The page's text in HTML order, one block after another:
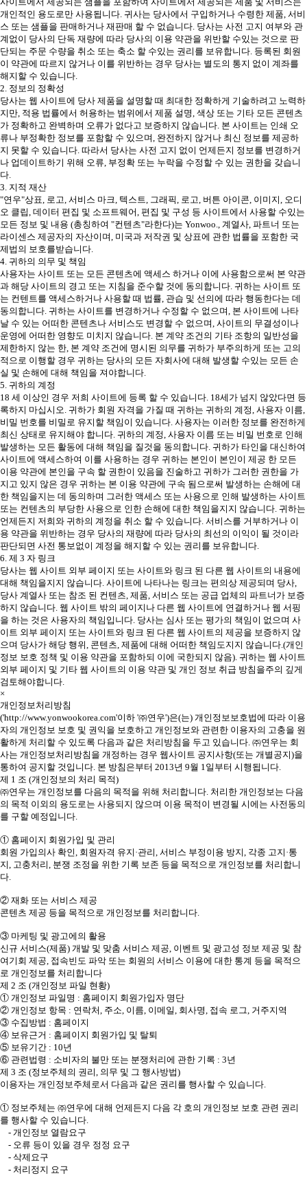
개인적인 용도로만 사용됩니다. 귀사는 당사에서 구입하거나 수령한 제품, 서비
스 또는 샘플을 판매하거나 재판매 할 수 없습니다. 당사는 사전 고지 여부와 관
계없이 당사의 단독 재량에 따라 당사의 이용 약관을 위반할 수있는 것으로 판
단되는 주문 수량을 취소 또는 축소 할 수있는 권리를 보유합니다. 등록된 회원
이 약관에 따르지 않거나 이를 위반하는 경우 당사는 별도의 통지 없이 계좌를
해지할 수 있습니다.
2. 정보의 정확성
당사는 웹 사이트에 당사 제품을 설명할 때 최대한 정확하게 기술하려고 노력하
지만, 적용 법률에서 허용하는 범위에서 제품 설명, 색상 또는 기타 모든 콘텐츠
가 정확하고 완벽하며 오류가 없다고 보증하지 않습니다. 본 사이트는 인쇄 오
류나 부정확한 정보를 포함할 수 있으며, 완전하지 않거나 최신 정보를 제공하
지 못할 수 있습니다. 따라서 당사는 사전 고지 없이 언제든지 정보를 변경하거
나 업데이트하기 위해 오류, 부정확 또는 누락을 수정할 수 있는 권한을 갖습니
다.
3. 지적 재산
"연우"상표, 로고, 서비스 마크, 텍스트, 그래픽, 로고, 버튼 아이콘, 이미지, 오디
오 클립, 데이터 편집 및 소프트웨어, 편집 및 구성 등 사이트에서 사용할 수있는
모든 정보 및 내용 (총칭하여 "컨텐츠"라한다)는 Yonwoo., 계열사, 파트너 또는
라이센스 제공자의 자산이며, 미국과 저작권 및 상표에 관한 법률을 포함한 국
제법의 보호를받습니다.
4. 귀하의 의무 및 책임
사용자는 사이트 또는 모든 콘텐츠에 액세스 하거나 이에 사용함으로써 본 약관
과 해당 사이트의 경고 또는 지침을 준수할 것에 동의합니다. 귀하는 사이트 또
는 컨텐트를 액세스하거나 사용할 때 법률, 관습 및 선의에 따라 행동한다는 데
동의합니다. 귀하는 사이트를 변경하거나 수정할 수 없으며, 본 사이트에 나타
날 수 있는 어떠한 콘텐츠나 서비스도 변경할 수 없으며, 사이트의 무결성이나
운영에 어떠한 영향도 미치지 않습니다. 본 계약 조건의 기타 조항의 일반성을
제한하지 않는 한, 본 계약 조건에 명시된 의무를 귀하가 부주의하게 또는 고의
적으로 이행할 경우 귀하는 당사의 모든 자회사에 대해 발생할 수있는 모든 손
실 및 손해에 대해 책임을 져야합니다.
5. 귀하의 계정
18 세 이상인 경우 저희 사이트에 등록 할 수 있습니다. 18세가 넘지 않았다면 등
록하지 마십시오. 귀하가 회원 자격을 가질 때 귀하는 귀하의 계정, 사용자 이름,
비밀 번호를 비밀로 유지할 책임이 있습니다. 사용자는 이러한 정보를 완전하게
최신 상태로 유지해야 합니다. 귀하의 계정, 사용자 이름 또는 비밀 번호로 인해
발생하는 모든 활동에 대해 책임을 질것을 동의합니다. 귀하가 타인을 대신하여
사이트에 액세스하여 이를 사용하는 경우 귀하는 본인이 본인이 제공 한 모든
이용 약관에 본인을 구속 할 권한이 있음을 진술하고 귀하가 그러한 권한을 가
지고 있지 않은 경우 귀하는 본 이용 약관에 구속 됨으로써 발생하는 손해에 대
한 책임을지는 데 동의하며 그러한 액세스 또는 사용으로 인해 발생하는 사이트
또는 컨텐츠의 부당한 사용으로 인한 손해에 대한 책임을지지 않습니다. 귀하는
언제든지 저희와 귀하의 계정을 취소 할 수 있습니다. 서비스를 거부하거나 이
용 약관을 위반하는 경우 당사의 재량에 따라 당사의 최선의 이익이 될 것이라
판단되면 사전 통보없이 계정을 해지할 수 있는 권리를 보유합니다.
6. 제 3 자 링크
당사는 웹 사이트 외부 페이지 또는 사이트와 링크 된 다른 웹 사이트의 내용에
대해 책임을지지 않습니다. 사이트에 나타나는 링크는 편의상 제공되며 당사,
당사 계열사 또는 참조 된 컨텐츠, 제품, 서비스 또는 공급 업체의 파트너가 보증
하지 않습니다. 웹 사이트 밖의 페이지나 다른 웹 사이트에 연결하거나 웹 서핑
을 하는 것은 사용자의 책임입니다. 당사는 심사 또는 평가의 책임이 없으며 사
이트 외부 페이지 또는 사이트와 링크 된 다른 웹 사이트의 제공을 보증하지 않
으며 당사가 해당 행위, 콘텐츠, 제품에 대해 어떠한 책임도지지 않습니다.(개인
정보 보호 정책 및 이용 약관을 포함하되 이에 국한되지 않음). 귀하는 웹 사이트
외부 페이지 및 기타 웹 사이트의 이용 약관 및 개인 정보 취급 방침을주의 깊게
검토해야합니다.
×
개인정보처리방침
('http://www.yonwookorea.com'이하 '㈜연우')은(는) 개인정보보호법에 따라 이용
자의 개인정보 보호 및 권익을 보호하고 개인정보와 관련한 이용자의 고충을 원
활하게 처리할 수 있도록 다음과 같은 처리방침을 두고 있습니다. ㈜연우는 회
사는 개인정보처리방침을 개정하는 경우 웹사이트 공지사항(또는 개별공지)을
통하여 공지할 것입니다. 본 방침은부터 2013년 9월 1일부터 시행됩니다.
제 1 조 (개인정보의 처리 목적)
㈜연우는 개인정보를 다음의 목적을 위해 처리합니다. 처리한 개인정보는 다음
의 목적 이외의 용도로는 사용되지 않으며 이용 목적이 변경될 시에는 사전동의
를 구할 예정입니다.
① 홈페이지 회원가입 및 관리
회원 가입의사 확인, 회원자격 유지·관리, 서비스 부정이용 방지, 각종 고지·통
지, 고충처리, 분쟁 조정을 위한 기록 보존 등을 목적으로 개인정보를 처리합니
다.
② 재화 또는 서비스 제공
콘텐츠 제공 등을 목적으로 개인정보를 처리합니다.
③ 마케팅 및 광고에의 활용
신규 서비스(제품) 개발 및 맞춤 서비스 제공, 이벤트 및 광고성 정보 제공 및 참
여기회 제공, 접속빈도 파악 또는 회원의 서비스 이용에 대한 통계 등을 목적으
로 개인정보를 처리합니다
제 2 조 (개인정보 파일 현황)
① 개인정보 파일명 : 홈페이지 회원가입자 명단
② 개인정보 항목 : 연락처, 주소, 이름, 이메일, 회사명, 접속 로그, 거주지역
③ 수집방법 : 홈페이지
④ 보유근거 : 홈페이지 회원가입 및 탈퇴
⑤ 보유기간 : 10년
⑥ 관련법령 : 소비자의 불만 또는 분쟁처리에 관한 기록 : 3년
제 3 조 (정보주체의 권리, 의무 및 그 행사방법)
이용자는 개인정보주체로서 다음과 같은 권리를 행사할 수 있습니다.
① 정보주체는 ㈜연우에 대해 언제든지 다음 각 호의 개인정보 보호 관련 권리
를 행사할 수 있습니다.
- 개인정보 열람요구
- 오류 등이 있을 경우 정정 요구
- 삭제요구
- 처리정지 요구